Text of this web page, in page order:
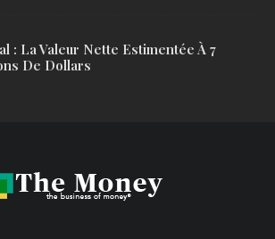
: La Valeur Nette Estimentée À 7
De Dollars